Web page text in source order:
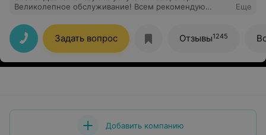
Великолепное обслуживание! Всем рекомендую
Еще
Задать вопрос Отзывы1245
Добавить компанию